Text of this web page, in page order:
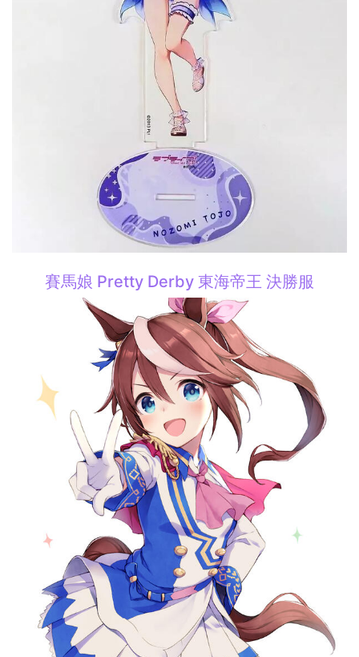
賽馬娘 Pretty Derby 東海帝王 決勝服